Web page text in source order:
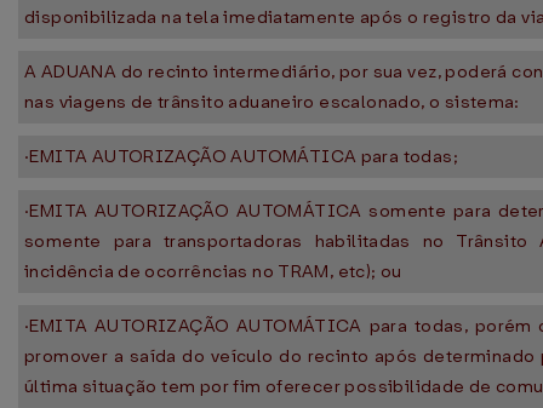
disponibilizada na tela imediatamente após o registro da
A ADUANA do recinto intermediário, por sua vez, poderá
nas viagens de trânsito aduaneiro escalonado, o sistema:
·EMITA AUTORIZAÇÃO AUTOMÁTICA para todas;
·EMITA AUTORIZAÇÃO AUTOMÁTICA somente para
somente para transportadoras habilitadas no
incidência de ocorrências no TRAM, etc); ou
·EMITA AUTORIZAÇÃO AUTOMÁTICA para todas,
promover a saída do veículo do recinto após
última situação tem por fim oferecer possibilidade de